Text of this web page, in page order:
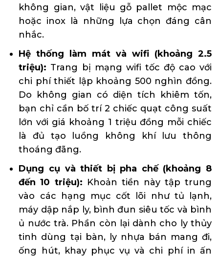
không gian, vật liệu gỗ pallet mộc mạc
hoặc inox là những lựa chọn đáng cân
nhắc.
Hệ thống làm mát và wifi (khoảng 2.5
triệu): Trang bị mạng wifi tốc độ cao với
chi phí thiết lập khoảng 500 nghìn đồng.
Do không gian có diện tích khiêm tốn,
bạn chỉ cần bố trí 2 chiếc quạt công suất
lớn với giá khoảng 1 triệu đồng mỗi chiếc
là đủ tạo luồng không khí lưu thông
thoáng đãng.
Dụng cụ và thiết bị pha chế (khoảng 8
đến 10 triệu): Khoản tiền này tập trung
vào các hạng mục cốt lõi như tủ lạnh,
máy dập nắp ly, bình đun siêu tốc và bình
ủ nước trà. Phần còn lại dành cho ly thủy
tinh dùng tại bàn, ly nhựa bán mang đi,
ống hút, khay phục vụ và chi phí in ấn